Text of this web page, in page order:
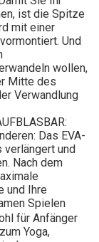
ist die Spitze
mit einer
Und
wollen,
Mitte des
Verwandlung
Das EVA-
und
Nach dem
und Ihre
Spielen
für Anfänger
Yoga,